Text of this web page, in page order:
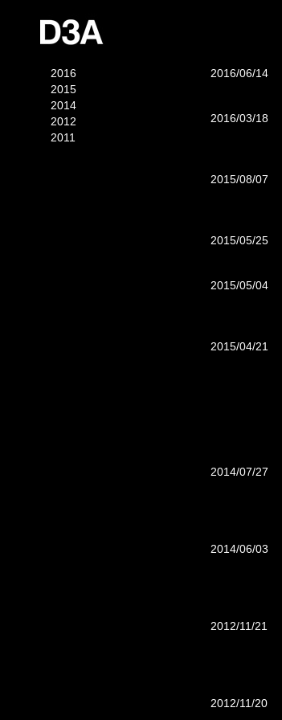
2016
2015
2014
2012
2011
2016/06/14
2016/03/18
2015/08/07
2015/05/25
2015/05/04
2015/04/21
2014/07/27
2014/06/03
2012/11/21
2012/11/20